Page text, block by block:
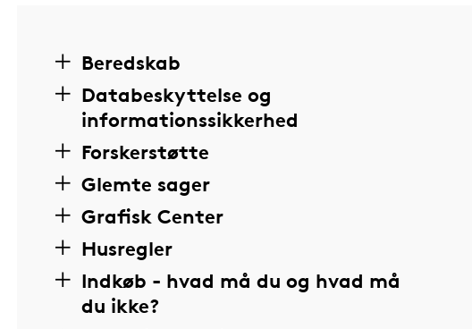
Beredskab
Databeskyttelse og
informationssikkerhed
Forskerstøtte
Glemte sager
Grafisk Center
Husregler
Indkøb - hvad må du og hvad må
du ikke?